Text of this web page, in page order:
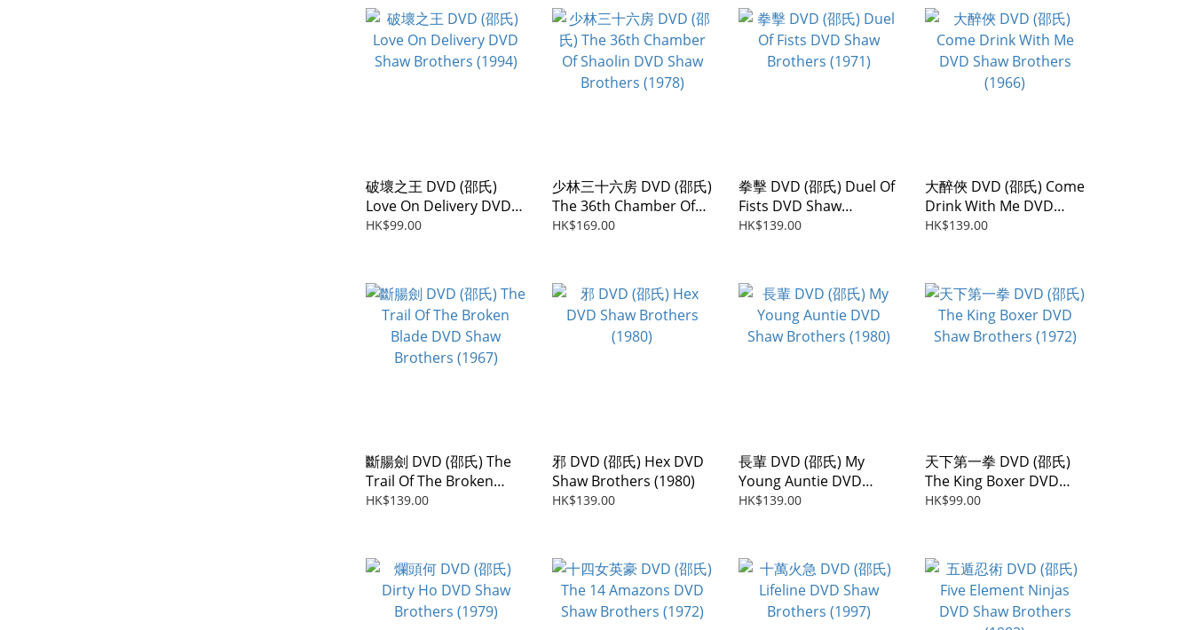
破壞之王 DVD (邵氏)
Love On Delivery DVD
Shaw Brothers (1994)
HK$99.00
少林三十六房 DVD (邵氏)
The 36th Chamber Of
Shaolin DVD Shaw
HK$169.00
拳擊 DVD (邵氏) Duel Of
Fists DVD Shaw
Brothers (1971)
HK$139.00
大醉俠 DVD (邵氏) Come
Drink With Me DVD
Shaw Brothers (1966)
HK$139.00
斷腸劍 DVD (邵氏) The
Trail Of The Broken
Blade DVD Shaw
HK$139.00
邪 DVD (邵氏) Hex DVD
Shaw Brothers (1980)
HK$139.00
長輩 DVD (邵氏) My
Young Auntie DVD
Shaw Brothers (1980)
HK$139.00
天下第一拳 DVD (邵氏)
The King Boxer DVD
Shaw Brothers (1972)
HK$99.00